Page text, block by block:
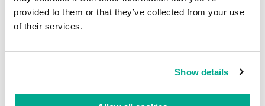
provided to them or that they’ve collected from your use
of their services.
Show details